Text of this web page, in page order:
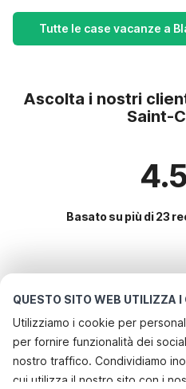
QUESTO SITO WEB UTILIZZA I
Utilizziamo i cookie per
per fornire funzionalità dei
nostro traffico. Condividiamo
cui utilizza il nostro sito con i
Tutte le case vacanze a
Ascolta i nostri
Saint-
Basato su più di 23
vacanze
Città con i migliori servizi per le
Casa vacanze a misura di bambino
Casa vacanze a misura di bambino
Servizi più popolari per le
cybard